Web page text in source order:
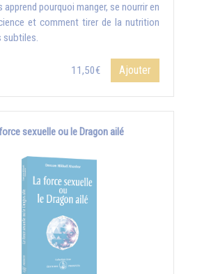
apprend pourquoi manger, se nourrir en
et comment tirer de la nutrition
subtiles.
11,50€ Ajouter
sexuelle ou le Dragon ailé